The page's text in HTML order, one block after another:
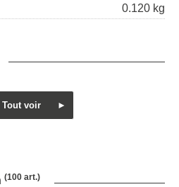
0.120 kg
(100 art.)